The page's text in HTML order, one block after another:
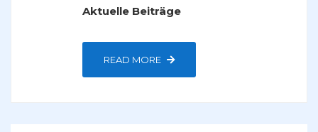
Aktuelle Beiträge
READ MORE